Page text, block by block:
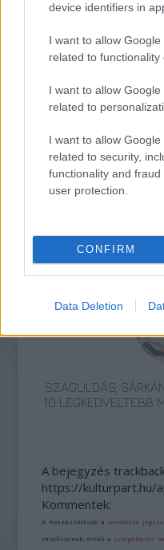
device identifiers in
I want to allow
related to functionality
I want to allow
related to
I want to allow
related to security,
functionality and
user protection.
CONFIRM
Data Deletion
SZEMBE
TITKOK: ITT A
NYOMÁBAN
SZÁGULDÁS,
10 LEGKEDVELTEBB
A bejegyzés
https://kulturpart.hu/
Kommentek:
A hozzászólások avonatkozó
minősülnek, értük a szolgáltatás